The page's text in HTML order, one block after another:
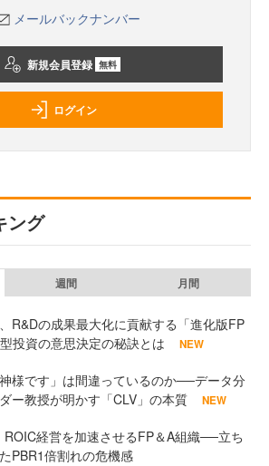
メールバックナンバー
新規会員登録 無料
ログイン
ング
週間 月間
R&Dの成果最大化に貢献する「進化版FP
投資の意思決定の秘訣とは
NEW
様です」は間違っているのか──データ分
ー教授が明かす「CLV」の本質
NEW
ROIC経営を加速させるFP＆A組織──立ち
PBR1倍割れの危機感